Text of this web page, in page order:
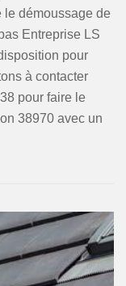
le démoussage de
Entreprise LS
pour
à contacter
pour faire le
38970 avec un